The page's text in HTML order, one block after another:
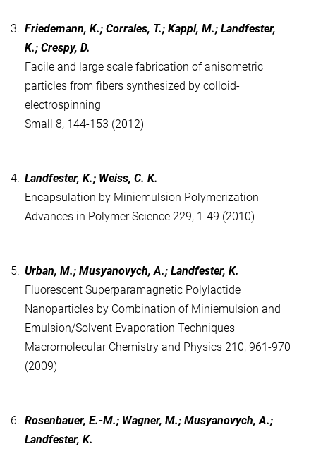
3. Friedemann, K.; Corrales, T.; Kappl, M.; Landfester,
K.; Crespy, D.
Facile and large scale fabrication of anisometric
particles from fibers synthesized by colloid-
electrospinning
Small 8, 144-153 (2012)
4. Landfester, K.; Weiss, C. K.
Encapsulation by Miniemulsion Polymerization
Advances in Polymer Science 229, 1-49 (2010)
5. Urban, M.; Musyanovych, A.; Landfester, K.
Fluorescent Superparamagnetic Polylactide
Nanoparticles by Combination of Miniemulsion and
Emulsion/Solvent Evaporation Techniques
Macromolecular Chemistry and Physics 210, 961-970
(2009)
6. Rosenbauer, E.-M.; Wagner, M.; Musyanovych, A.;
Landfester, K.